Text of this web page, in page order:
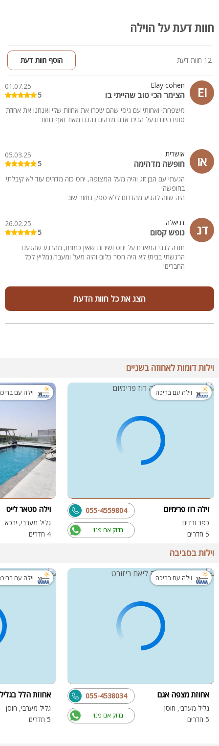
חוות דעת על הוילה
12 חוות דעת הוסף חוות דעת
El
Elay cohen
הצימר הכי טוב שהייתי בו
01.07.25
5
משפחתי ואחותי עם גיסי שהם שכרו את אחוזת שלי ואנחנו את אחוזת
סתיו היינו ובעל הבית אדם מדהים נהננו מאוד ואף נחזור
או אושרית
חופשה מדהימה
05.03.25
5
הגעתי עם הבן זוג והיה מעל המצופה, יחס כזה מדהים עוד לא קיבלתי
בחופשה!
היה שווה להגיע מהדרום ללא ספק נחזור שוב
דנ דניאלה
נופש קסום
26.02.25
5
תודה לגבי המארח על יחס ושירות שאין כמותו, מהרגע שהגענו
הרגשתי בבית! לא היה חסר כלום והיה מעל ומעבר,נמליץ לכל
החברים!
הצג את כל חוות הדעת
וילות דומות לאחוזה בשניים
וילה עם בריכה
וילה רוז פרימיום
כפר ורדים
5 חדרים
בדוק אם פנוי
055-4559804
וילה עם
וילה סטאר לייט
גליל מערבי, ירכא
4 חדרים
וילות בסביבה
וילה עם בריכה
אחוזת מצפה אגם
גליל מערבי, חוסן
5 חדרים
בדוק אם פנוי
055-4538034
וילה עם
אחוזת הלל בגליל
גליל מערבי, חוסן
5 חדרים